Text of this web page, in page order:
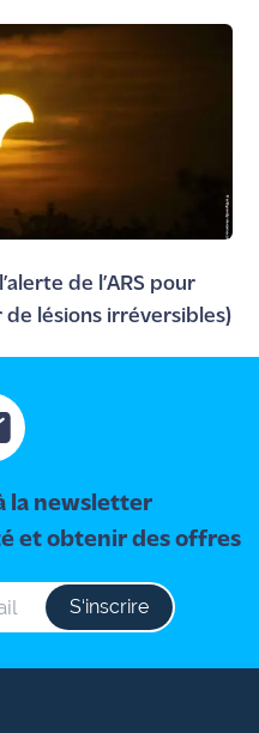
de l’ARS pour
lésions irréversibles)
la newsletter
et obtenir des offres
S‘inscrire